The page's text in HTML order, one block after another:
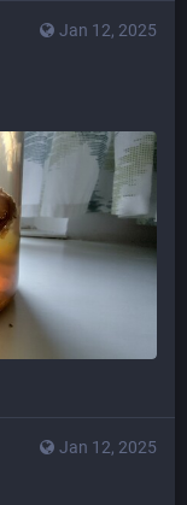
Jan 12, 2025
Jan 12, 2025